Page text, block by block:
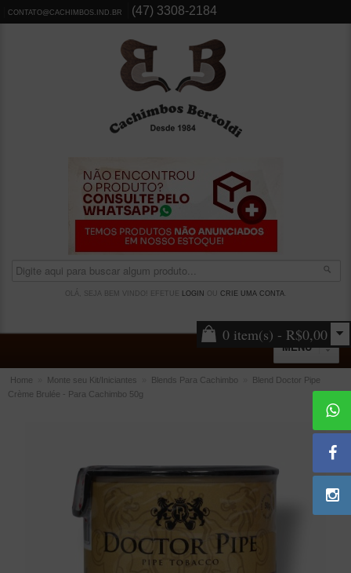
CONTATO@CACHIMBOS.IND.BR (47) 3308-2184
OLÁ, SEJA BEM VINDO! EFETUE LOGIN CRIE UMA CONTA.
0 item(s) - R$0,00
MENU
ACESSÓRIOS
Isqueiros
Suportes Bertoldi para Cachimbos
Piteiras para Cigarro
Home Monte seu Kit/Iniciantes Blends Para Cachimbo
Blend Doctor Pipe
Crème Brulée - Para Cachimbo 50g